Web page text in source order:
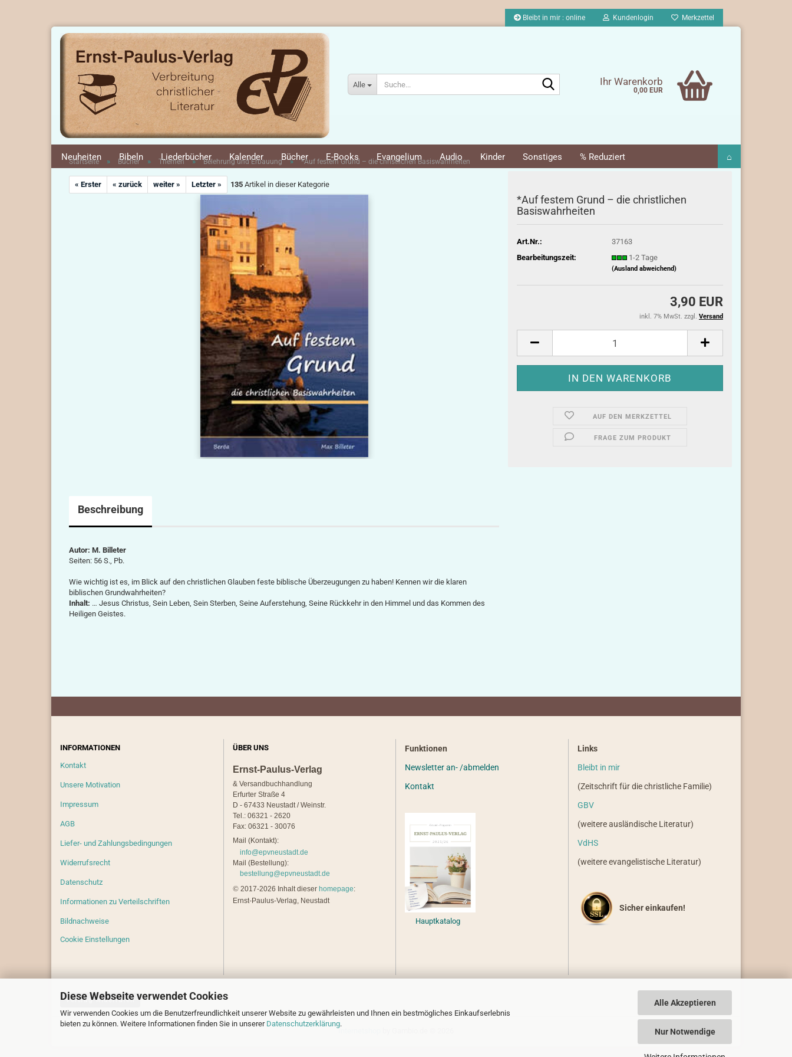
Diese Webseite verwendet Cookies
Wir verwenden Cookies um die Benutzerfreundlichkeit unserer Website zu gewährleisten und Ihnen ein bestmögliches Einkaufserlebnis
bieten zu können. Weitere Informationen finden Sie in unserer Datenschutzerklärung.
Alle Akzeptieren
Nur Notwendige
Bleibt in mir : online Kundenlogin Merkzettel
Alle Ihr Warenkorb
0,00 EUR
Neuheiten Bibeln Liederbücher Kalender Bücher E-Books Evangelium Audio Kinder Sonstiges % Reduziert ⌂
Startseite » Bücher » Themen » Belehrung und Erbauung » *Auf festem Grund – die christlichen Basiswahrheiten
« Erster « zurück weiter » Letzter » 135 Artikel in dieser Kategorie
*Auf festem Grund – die christlichen
Basiswahrheiten
Art.Nr.:
37163
Bearbeitungszeit:
1-2 Tage
(Ausland abweichend)
3,90 EUR
inkl. 7% MwSt. zzgl. Versand
AUF DEN MERKZETTEL
FRAGE ZUM PRODUKT
Beschreibung
Autor: M. Billeter
Seiten: 56 S., Pb.
Wie wichtig ist es, im Blick auf den christlichen Glauben feste biblische Überzeugungen zu haben! Kennen wir die klaren
biblischen Grundwahrheiten?
Inhalt: … Jesus Christus, Sein Leben, Sein Sterben, Seine Auferstehung, Seine Rückkehr in den Himmel und das Kommen des
Heiligen Geistes.
INFORMATIONEN
Kontakt
Unsere Motivation
Impressum
AGB
Liefer- und Zahlungsbedingungen
Widerrufsrecht
Datenschutz
Informationen zu Verteilschriften
Bildnachweise
Cookie Einstellungen
ÜBER UNS
Ernst-Paulus-Verlag
& Versandbuchhandlung
Erfurter Straße 4
D - 67433 Neustadt / Weinstr.
Tel.: 06321 - 2620
Fax: 06321 - 30076
Mail (Kontakt):
info@epvneustadt.de
Mail (Bestellung):
bestellung@epvneustadt.de
© 2017-2026 Inhalt dieser homepage:
Ernst-Paulus-Verlag, Neustadt
Funktionen
Newsletter an- /abmelden
Kontakt
Hauptkatalog
Links
Bleibt in mir
(Zeitschrift für die christliche Familie)
GBV
(weitere ausländische Literatur)
VdHS
(weitere evangelistische Literatur)
Sicher einkaufen!
Vertrag widerrufen
Internetshop